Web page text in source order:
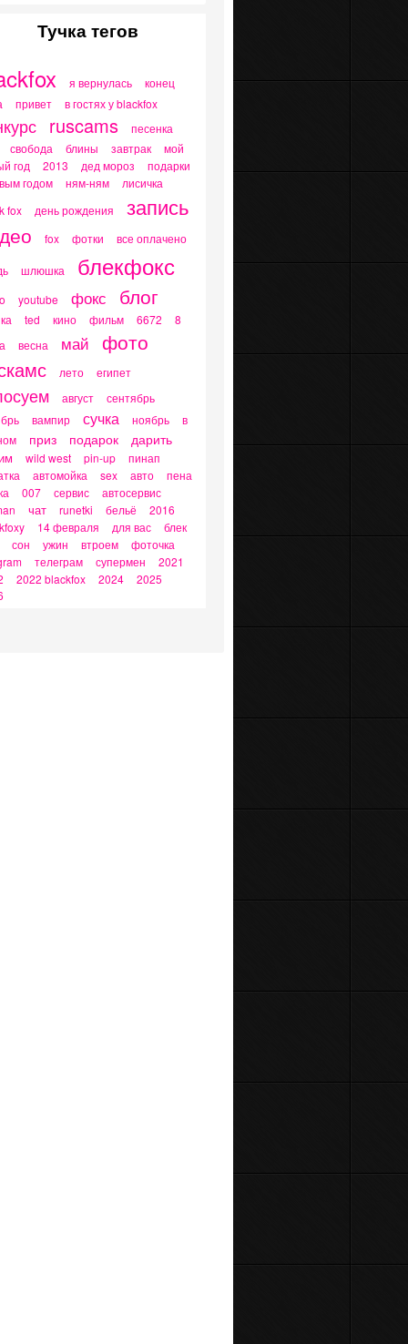
Тучка тегов
я вернулась
конец
привет в гостях у blackfox
ruscams
песенка
свобода
блины завтрак
мой
год
2013 дед мороз
подарки
годом
ням-ням
лисичка
fox
день рождения запись
fox фотки все оплачено
шлюшка блекфокс
youtube фокс блог
ted кино фильм 6672
8
весна май фото
лето египет
август
сентябрь
вампир сучка ноябрь
в
приз подарок дарить
wild west pin-up
пинап
автомойка sex авто
пена
007 сервис
автосервис
чат runetki бельё
2016
14 февраля для вас
блек
сон
ужин втроем
фоточка
телеграм супермен
2021
2022 blackfox 2024
2025